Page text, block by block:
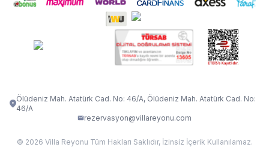
VILLA ADRIMA 1
VİLLA TİAMO VİLLA ZEYTİN DALI
VILLA ELMALI
Ölüdeniz Mah. Atatürk Cad. No: 46/A, Ölüdeniz Mah. Atatürk Cad. No:
46/A
rezervasyon@villareyonu.com
© 2026 Villa Reyonu Tüm Hakları Saklıdır, İzinsiz İçerik Kullanılamaz.